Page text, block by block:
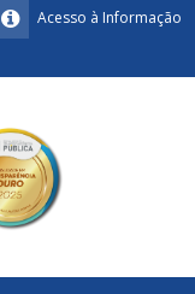
Acesso à Informação